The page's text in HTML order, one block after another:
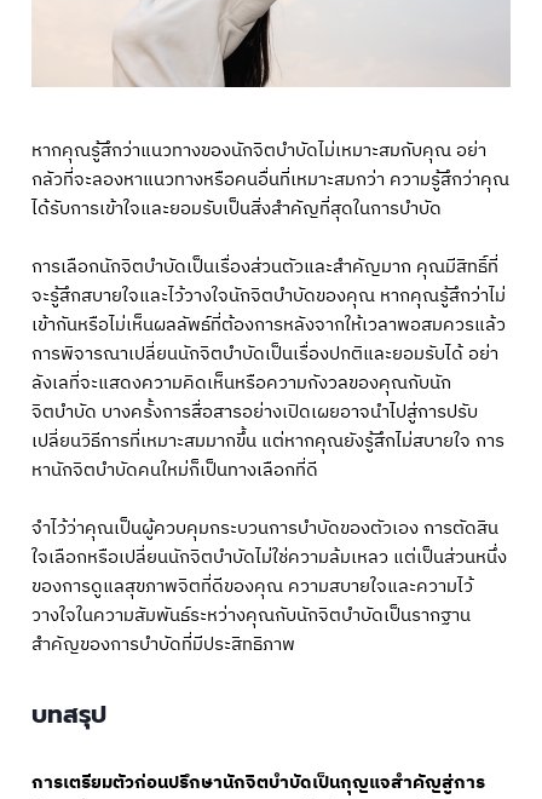
หากคุณรู้สึกว่าแนวทางของนักจิตบำบัดไม่เหมาะสมกับคุณ อย่า
กลัวที่จะลองหาแนวทางหรือคนอื่นที่เหมาะสมกว่า ความรู้สึกว่าคุณ
ได้รับการเข้าใจและยอมรับเป็นสิ่งสำคัญที่สุดในการบำบัด
การเลือกนักจิตบำบัดเป็นเรื่องส่วนตัวและสำคัญมาก คุณมีสิทธิ์ที่
จะรู้สึกสบายใจและไว้วางใจนักจิตบำบัดของคุณ หากคุณรู้สึกว่าไม่
เข้ากันหรือไม่เห็นผลลัพธ์ที่ต้องการหลังจากให้เวลาพอสมควรแล้ว
การพิจารณาเปลี่ยนนักจิตบำบัดเป็นเรื่องปกติและยอมรับได้ อย่า
ลังเลที่จะแสดงความคิดเห็นหรือความกังวลของคุณกับนัก
จิตบำบัด บางครั้งการสื่อสารอย่างเปิดเผยอาจนำไปสู่การปรับ
เปลี่ยนวิธีการที่เหมาะสมมากขึ้น แต่หากคุณยังรู้สึกไม่สบายใจ การ
หานักจิตบำบัดคนใหม่ก็เป็นทางเลือกที่ดี
จำไว้ว่าคุณเป็นผู้ควบคุมกระบวนการบำบัดของตัวเอง การตัดสิน
ใจเลือกหรือเปลี่ยนนักจิตบำบัดไม่ใช่ความล้มเหลว แต่เป็นส่วนหนึ่ง
ของการดูแลสุขภาพจิตที่ดีของคุณ ความสบายใจและความไว้
วางใจในความสัมพันธ์ระหว่างคุณกับนักจิตบำบัดเป็นรากฐาน
สำคัญของการบำบัดที่มีประสิทธิภาพ
บทสรุป
การเตรียมตัวก่อนปรึกษานักจิตบำบัดเป็นกุญแจสำคัญสู่การ